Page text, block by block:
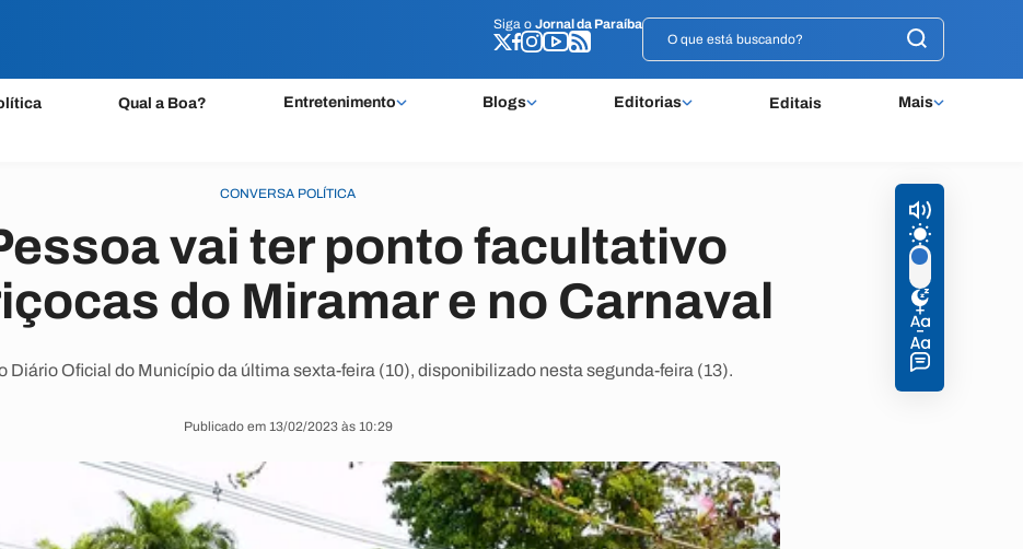
Siga o Jornal da Paraíba
Qual a Boa? Entretenimento Blogs Editorias Editais Mais
Siga o Jornal da Paraíba
CONVERSA POLÍTICA
vai ter ponto facultativo
do Miramar e no Carnaval
Diário Oficial do Município da última sexta-feira (10), disponibilizado nesta segunda-feira (13).
Publicado em 13/02/2023 às 10:29